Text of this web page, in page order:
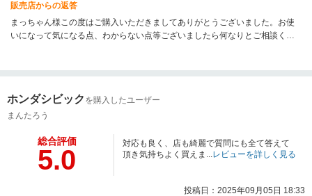
販売店からの返答
まっちゃん様この度はご購入いただきましてありがとうございました。お使
いになって気になる点、わからない点等ございましたら何なりとご相談くだ
ホンダシビック を購入したユーザー
まんたろう
総合評価
5.0
対応も良く、店も綺麗で質問にも全て答えて
頂き気持ちよく買えま...レビューを詳しく見る
投稿日：2025年09月05日 18:33